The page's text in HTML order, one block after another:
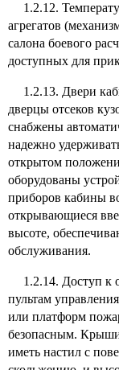
1.2.12.
агрегатов
салона боевого
доступных для
1.2.13. Двери
дверцы отсеков
снабжены
надежно
открытом
оборудованы
приборов кабины
открывающиеся
высоте,
обслуживания.
1.2.14. Доступ к
пультам
или платформ
безопасным.
иметь настил с